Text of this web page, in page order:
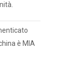
è MIA